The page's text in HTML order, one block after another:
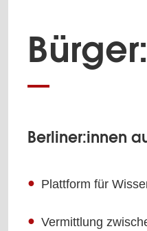
Berliner:innen
Plattform für
Vermittlung